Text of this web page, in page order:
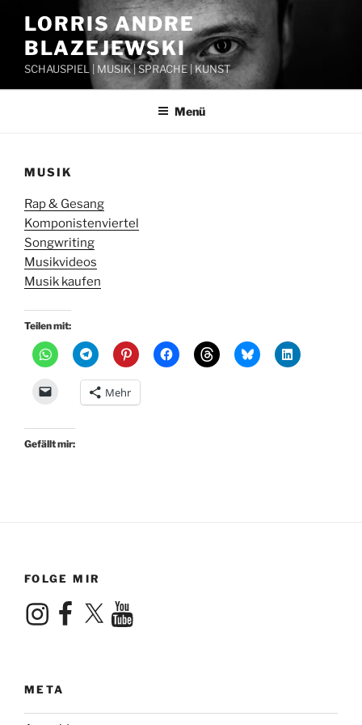
Inhalt
springen
LORRIS ANDRE
BLAZEJEWSKI
SCHAUSPIEL | MUSIK | SPRACHE | KUNST
Menü
MUSIK
Rap & Gesang
Komponistenviertel
Songwriting
Musikvideos
Musik kaufen
Teilen mit:
Mehr
Gefällt mir:
FOLGE MIR
InstagramFacebook
X YouTube
META